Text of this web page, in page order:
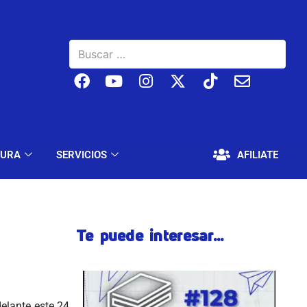
SERVICIOS AFILIATE
EDUCACIÓN Y CULTURA SERVICIOS
Te puede interesar...